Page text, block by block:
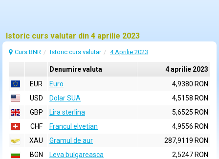
Istoric curs valutar din 4 aprilie 2023
Curs BNR Istoric curs valutar 4 Aprilie 2023
Denumire valuta
4 aprilie 2023
EUR
Euro
4,9380 RON
USD
Dolar SUA
4,5158 RON
GBP
Lira sterlina
5,6525 RON
CHF
Francul elvetian
4,9556 RON
XAU
Gramul de aur
287,9119 RON
BGN
Leva bulgareasca
2,5247 RON